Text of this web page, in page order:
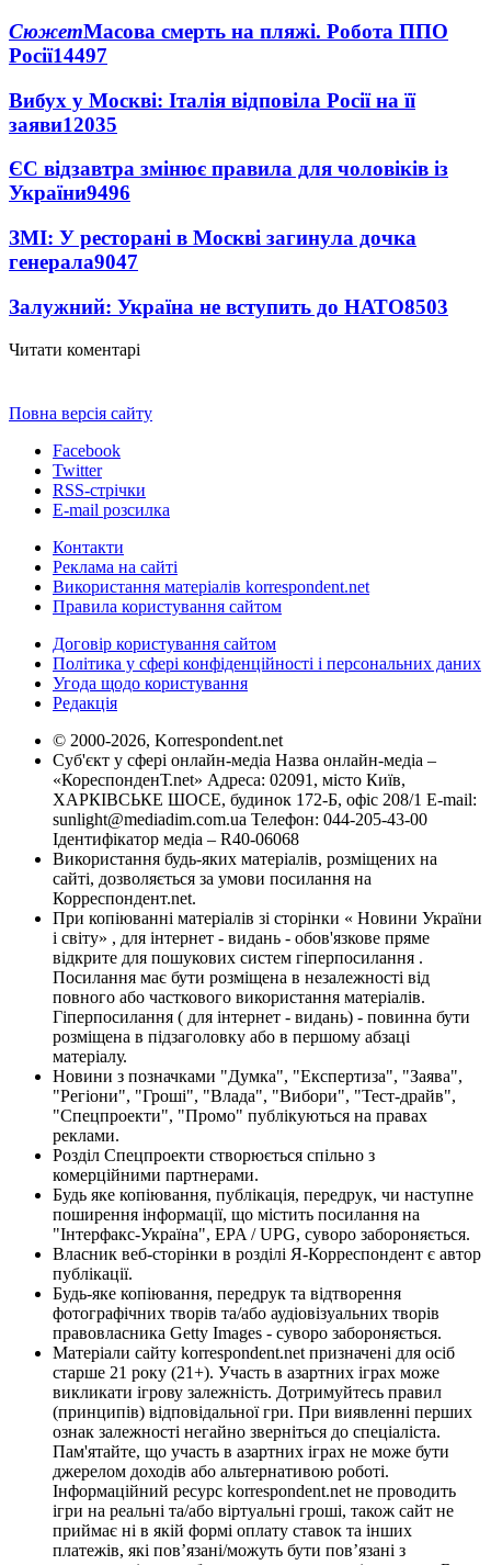
СюжетМасова смерть на пляжі. Робота ППО
Росії14497
Вибух у Москві: Італія відповіла Росії на її
заяви12035
ЄС відзавтра змінює правила для чоловіків із
України9496
ЗМІ: У ресторані в Москві загинула дочка
генерала9047
Залужний: Україна не вступить до НАТО8503
Читати коментарі
Повна версія сайту
Facebook
Twitter
RSS-стрічки
E-mail розсилка
Контакти
Реклама на сайті
Використання матеріалів korrespondent.net
Правила користування сайтом
Договір користування сайтом
Політика у сфері конфіденційності і персональних даних
Угода щодо користування
Редакція
© 2000-2026, Korrespondent.net
Суб'єкт у сфері онлайн-медіа Назва онлайн-медіа –
«КореспонденТ.net» Адреса: 02091, місто Київ,
ХАРКІВСЬКЕ ШОСЕ, будинок 172-Б, офіс 208/1 E-mail:
sunlight@mediadim.com.ua Телефон: 044-205-43-00
Ідентифікатор медіа – R40-06068
Використання будь-яких матеріалів, розміщених на
сайті, дозволяється за умови посилання на
Корреспондент.net.
При копіюванні матеріалів зі сторінки « Новини України
і світу» , для інтернет - видань - обов'язкове пряме
відкрите для пошукових систем гіперпосилання .
Посилання має бути розміщена в незалежності від
повного або часткового використання матеріалів.
Гіперпосилання ( для інтернет - видань) - повинна бути
розміщена в підзаголовку або в першому абзаці
матеріалу.
Новини з позначками "Думка", "Експертиза", "Заява",
"Регіони", "Гроші", "Влада", "Вибори", "Тест-драйв",
"Спецпроекти", "Промо" публікуються на правах
реклами.
Розділ Спецпроекти створюється спільно з
комерційними партнерами.
Будь яке копіювання, публікація, передрук, чи наступне
поширення інформації, що містить посилання на
"Інтерфакс-Україна", EPA / UPG, суворо забороняється.
Власник веб-сторінки в розділі Я-Корреспондент є автор
публікації.
Будь-яке копіювання, передрук та відтворення
фотографічних творів та/або аудіовізуальних творів
правовласника Getty Images - суворо забороняється.
Матеріали сайту korrespondent.net призначені для осіб
старше 21 року (21+). Участь в азартних іграх може
викликати ігрову залежність. Дотримуйтесь правил
(принципів) відповідальної гри. При виявленні перших
ознак залежності негайно зверніться до спеціаліста.
Пам'ятайте, що участь в азартних іграх не може бути
джерелом доходів або альтернативою роботі.
Інформаційний ресурс korrespondent.net не проводить
ігри на реальні та/або віртуальні гроші, також сайт не
приймає ні в якій формі оплату ставок та інших
платежів, які пов’язані/можуть бути пов’язані з